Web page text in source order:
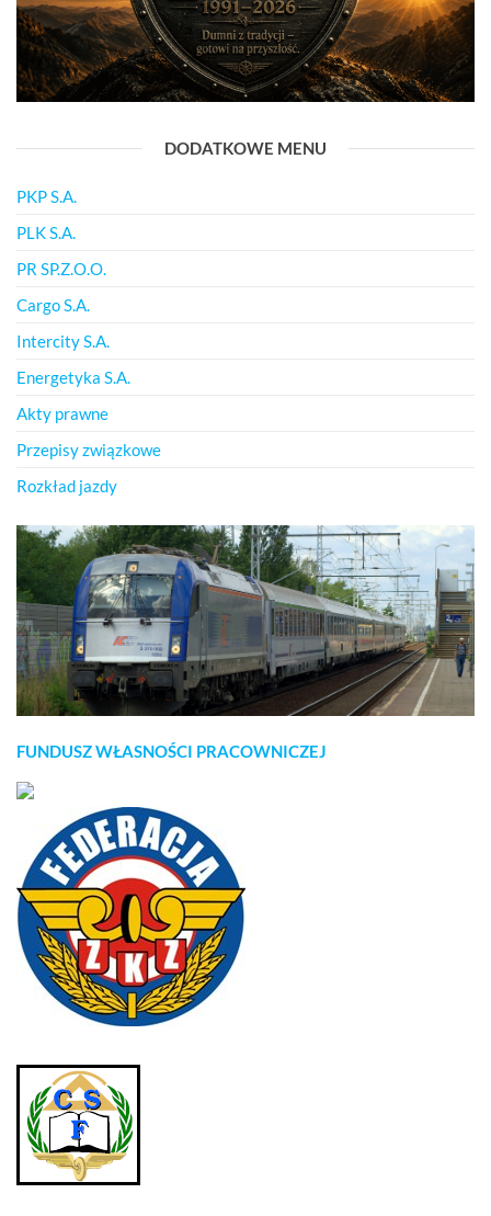
DODATKOWE MENU
PKP S.A.
PLK S.A.
PR SP.Z.O.O.
Cargo S.A.
Intercity S.A.
Energetyka S.A.
Akty prawne
Przepisy związkowe
Rozkład jazdy
FUNDUSZ WŁASNOŚCI PRACOWNICZEJ